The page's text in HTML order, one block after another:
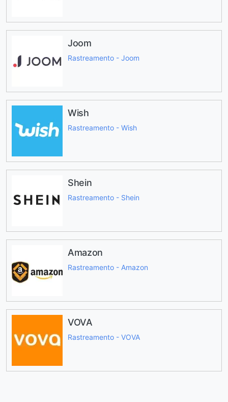
Joom
Rastreamento - Joom
Wish
Rastreamento - Wish
Shein
Rastreamento - Shein
Amazon
Rastreamento - Amazon
VOVA
Rastreamento - VOVA